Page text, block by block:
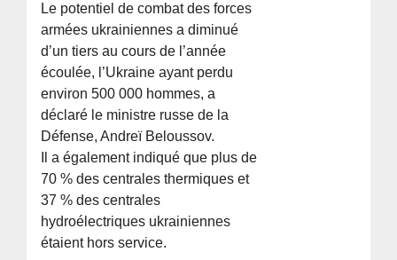
Le potentiel de combat des forces
armées ukrainiennes a diminué
d’un tiers au cours de l’année
écoulée, l’Ukraine ayant perdu
environ 500 000 hommes, a
déclaré le ministre russe de la
Défense, Andreï Beloussov.
Il a également indiqué que plus de
70 % des centrales thermiques et
37 % des centrales
hydroélectriques ukrainiennes
étaient hors service.